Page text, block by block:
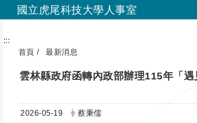
國立虎尾科技大學人事室
:::
首頁
最新消息
雲林縣政府函轉內政部辦理115年「
日期：
2026-05-19 發布者：
蔡秉儒